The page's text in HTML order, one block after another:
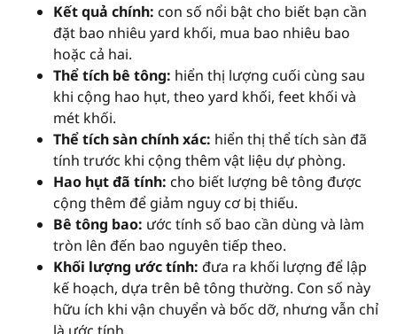
Kết quả chính: con số nổi bật cho biết bạn cần
đặt bao nhiêu yard khối, mua bao nhiêu bao
hoặc cả hai.
Thể tích bê tông: hiển thị lượng cuối cùng sau
khi cộng hao hụt, theo yard khối, feet khối và
mét khối.
Thể tích sàn chính xác: hiển thị thể tích sàn đã
tính trước khi cộng thêm vật liệu dự phòng.
Hao hụt đã tính: cho biết lượng bê tông được
cộng thêm để giảm nguy cơ bị thiếu.
Bê tông bao: ước tính số bao cần dùng và làm
tròn lên đến bao nguyên tiếp theo.
Khối lượng ước tính: đưa ra khối lượng để lập
kế hoạch, dựa trên bê tông thường. Con số này
hữu ích khi vận chuyển và bốc dỡ, nhưng vẫn chỉ
là ước tính.